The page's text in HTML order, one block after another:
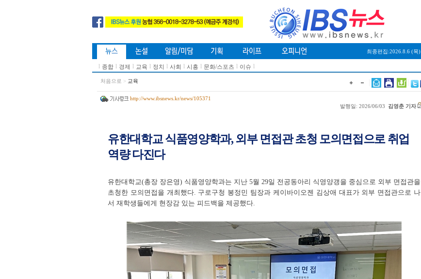
최종편집:2026.8.6 (목)
l 종합 l 경제 l 교육 l 정치 l 사회 l 시흥 l 문화/스포츠 l 이슈 l
처음으로 > 교육
http://www.ibsnews.kr/news/105371
발행일: 2026/06/03
김영춘 기자
유한대학교 식품영양학과, 외부 면접관 초청 모의면접으로 취업
역량 다진다
유한대학교(총장 장은영) 식품영양학과는 지난 5월 29일 전공동아리 식영양갱을 중심으로 외부 면접관을
초청한 모의면접을 개최했다. 구로구청 봉정민 팀장과 케이바이오젠 김상애 대표가 외부 면접관으로 나
서 재학생들에게 현장감 있는 피드백을 제공했다.